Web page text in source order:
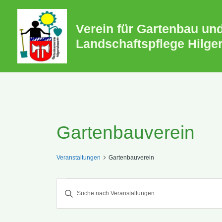
springen
Verein für Gartenbau
Landschaftspflege
Gartenbauverein
Veranstaltungen Gartenbauverein
Veranstaltungen
Veranstaltungen
Bitte
Schlüsselwort
eingeben.